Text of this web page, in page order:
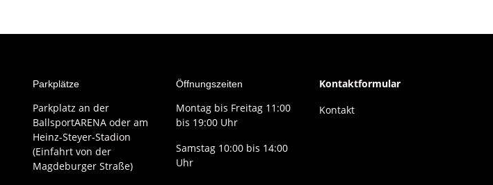
Parkplätze
Parkplatz an der
BallsportARENA oder am
Heinz-Steyer-Stadion
(Einfahrt von der
Magdeburger Straße)
Öffnungszeiten
Montag bis Freitag 11:00
bis 19:00 Uhr
Samstag 10:00 bis 14:00
Uhr
Kontaktformular
Kontakt